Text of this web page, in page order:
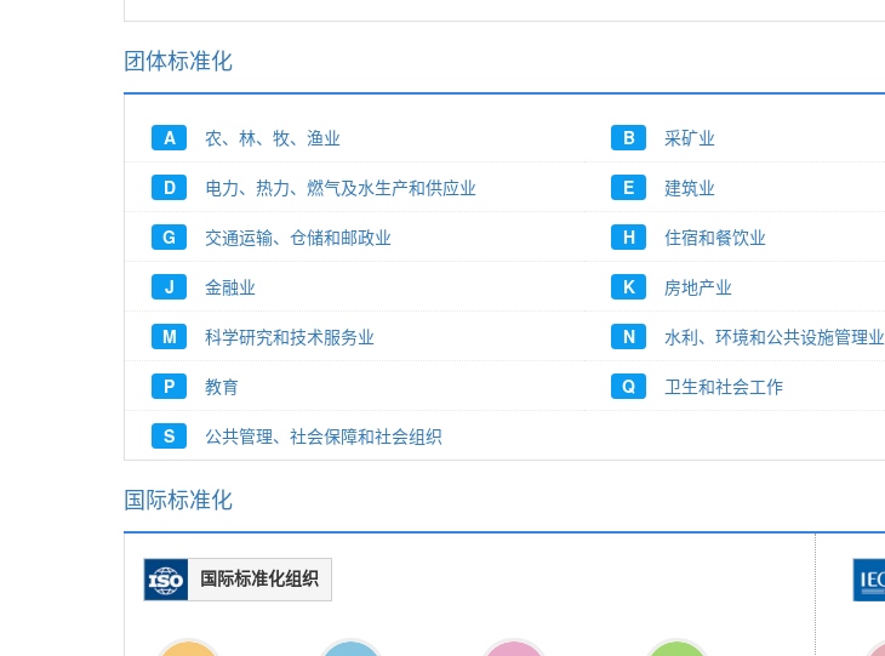
团体标准化
A 农、林、牧、渔业 B 采矿业
D 电力、热力、燃气及水生产和供应业 E 建筑业
G 交通运输、仓储和邮政业 H 住宿和餐饮业
J 金融业 K 房地产业
M 科学研究和技术服务业 N 水利、环境和公共设施管理业
P 教育 Q 卫生和社会工作
S 公共管理、社会保障和社会组织
国际标准化
国际标准化组织